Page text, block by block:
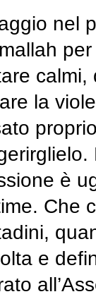
nel
la
è
Che
e